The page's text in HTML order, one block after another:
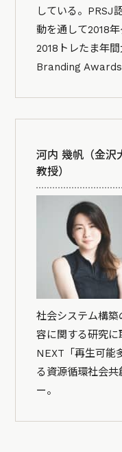
している。PRSJ
動を通して2018
2018トレたま年
Branding
河内 幾帆（金沢
教授）
社会システム構
容に関する研究
NEXT「再生可能
る資源循環社会
ー。